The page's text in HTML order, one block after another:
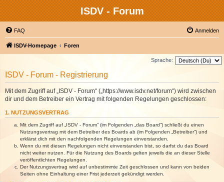
ISDV - Forum
FAQ Anmelden
ISDV-Homepage Foren
Sprache:
ISDV - Forum - Registrierung
Mit dem Zugriff auf „ISDV - Forum“ („https://www.isdv.net/forum“) wird zwischen
dir und dem Betreiber ein Vertrag mit folgenden Regelungen geschlossen:
1. NUTZUNGSVERTRAG
Mit dem Zugriff auf „ISDV - Forum“ (im Folgenden „das Board“) schließt du einen
Nutzungsvertrag mit dem Betreiber des Boards ab (im Folgenden „Betreiber“) und
erklärst dich mit den nachfolgenden Regelungen einverstanden.
Wenn du mit diesen Regelungen nicht einverstanden bist, so darfst du das Board
nicht weiter nutzen. Für die Nutzung des Boards gelten jeweils die an dieser Stelle
veröffentlichten Regelungen.
Der Nutzungsvertrag wird auf unbestimmte Zeit geschlossen und kann von beiden
Seiten ohne Einhaltung einer Frist jederzeit gekündigt werden.